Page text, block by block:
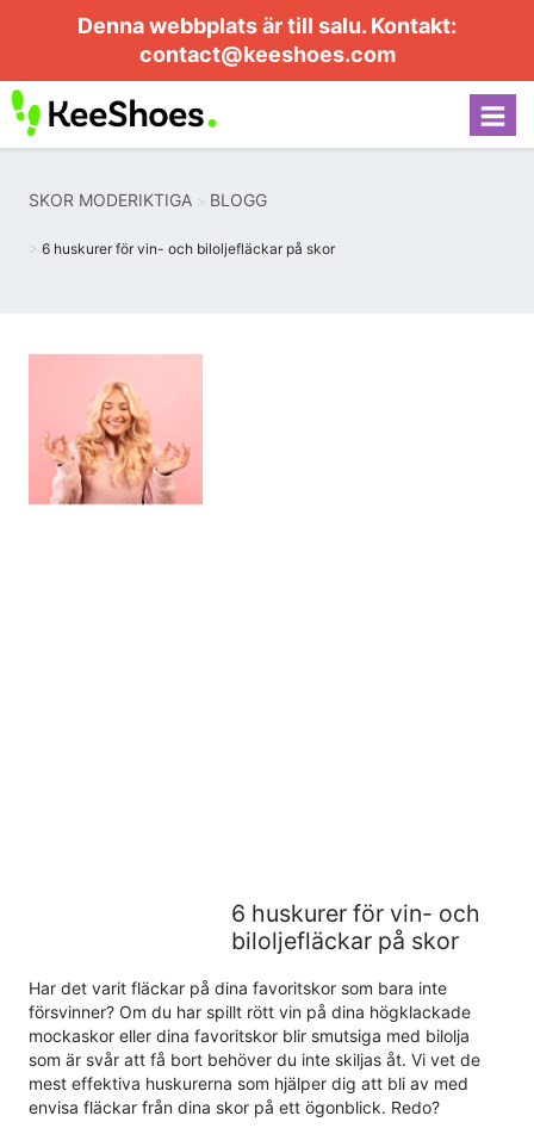
Denna webbplats är till salu. Kontakt:
contact@keeshoes.com
SKOR MODERIKTIGA BLOGG
6 huskurer för vin- och biloljefläckar på skor
6 huskurer för vin- och
biloljefläckar på skor
Har det varit fläckar på dina favoritskor som bara inte
försvinner? Om du har spillt rött vin på dina högklackade
mockaskor eller dina favoritskor blir smutsiga med bilolja
som är svår att få bort behöver du inte skiljas åt. Vi vet de
mest effektiva huskurerna som hjälper dig att bli av med
envisa fläckar från dina skor på ett ögonblick. Redo?